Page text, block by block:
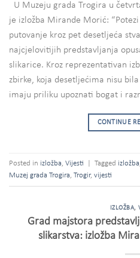
U Muzeju grada Trogira u
je izložba Mirande Morić:
putovanje kroz pet desetljeća
najcjelovitijih predstavljanja
slikarice. Kroz reprezentativan
zbirke, koja desetljećima nisu
imaju priliku upoznati bogat i
CONTINUE
Posted in izložba, Vijesti Tagged izložba
Muzej grada Trogira, Trogir, vijesti
IZLOŽBA,
Grad majstora
slikarstva: izložba